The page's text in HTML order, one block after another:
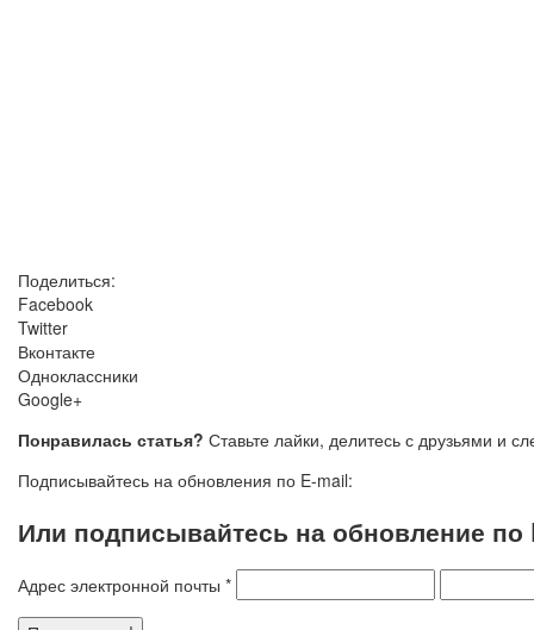
Поделиться:
Facebook
Twitter
Вконтакте
Одноклассники
Google+
Понравилась статья? Ставьте лайки, делитесь с друзьями и
Подписывайтесь на обновления по E-mail:
Или подписывайтесь на обновление по
Адрес электронной почты *